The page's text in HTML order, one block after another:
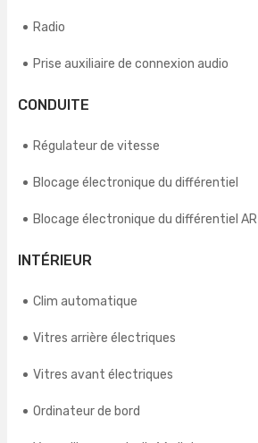
Radio
Prise auxiliaire de connexion audio
CONDUITE
Régulateur de vitesse
Blocage électronique du différentiel
Blocage électronique du différentiel AR
INTÉRIEUR
Clim automatique
Vitres arrière électriques
Vitres avant électriques
Ordinateur de bord